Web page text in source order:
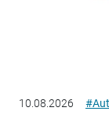
10.08.2026